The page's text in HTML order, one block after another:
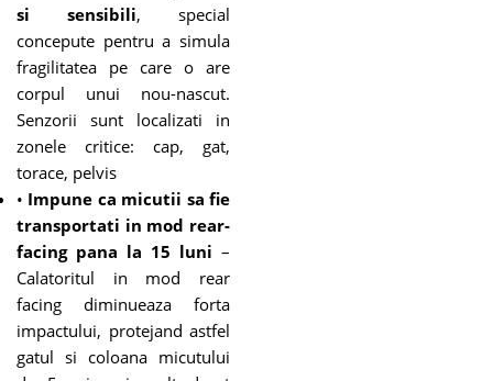
si sensibili, special
concepute pentru a simula
fragilitatea pe care o are
corpul unui nou-nascut.
Senzorii sunt localizati in
zonele critice: cap, gat,
torace, pelvis
• Impune ca micutii sa fie
transportati in mod rear-
facing pana la 15 luni –
Calatoritul in mod rear
facing diminueaza forta
impactului, protejand astfel
gatul si coloana micutului